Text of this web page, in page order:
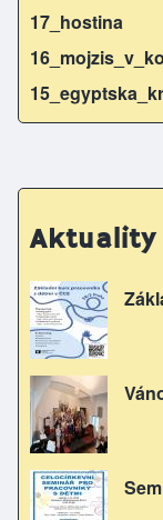
17_hostina
Aktuality